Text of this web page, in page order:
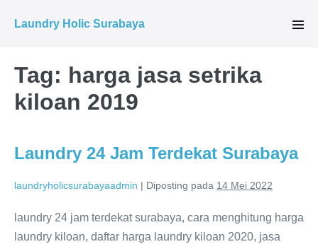
Laundry Holic Surabaya
Tag: harga jasa setrika
kiloan 2019
Laundry 24 Jam Terdekat Surabaya
laundryholicsurabayaadmin | Diposting pada 14 Mei 2022
laundry 24 jam terdekat surabaya, cara menghitung harga
laundry kiloan, daftar harga laundry kiloan 2020, jasa